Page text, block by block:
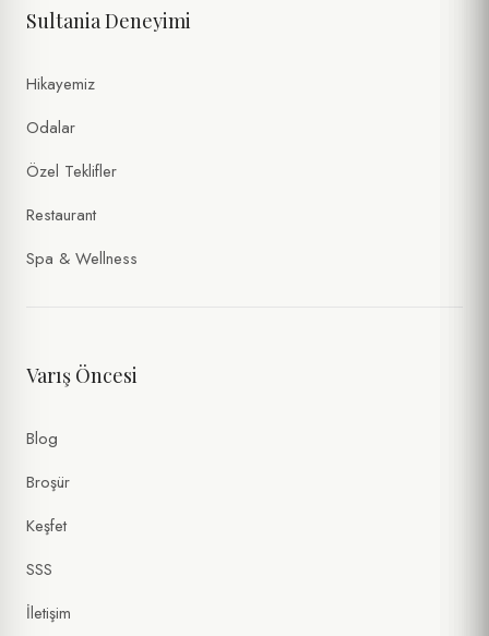
Sultania Deneyimi
Hikayemiz
Odalar
Özel Teklifler
Restaurant
Spa & Wellness
Varış Öncesi
Blog
Broşür
Keşfet
SSS
İletişim